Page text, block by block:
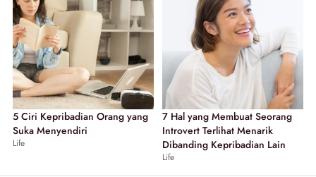
5 Ciri Kepribadian Orang yang
Suka Menyendiri
Life
7 Hal yang Membuat Seorang
Introvert Terlihat Menarik
Dibanding Kepribadian Lain
Life